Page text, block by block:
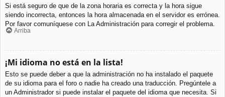
Si está seguro de que de la zona horaria es correcta y la hora sigue
siendo incorrecta, entonces la hora almacenada en el servidor es errónea.
Por favor comuníquese con La Administración para corregir el problema.
Arriba
¡Mi idioma no está en la lista!
Esto se puede deber a que la administración no ha instalado el paquete
de su idioma para el foro o nadie ha creado una traducción. Pregúntele a
un Administrador si puede instalar el paquete del idioma que necesita. Si